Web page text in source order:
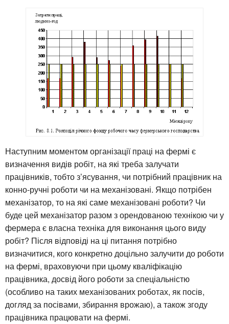
Наступним моментом організації праці на фермі є
визначення видів робіт, на які треба залучати
працівників, тобто з’ясування, чи потрібний працівник на
конно-ручні роботи чи на механізовані. Якщо потрібен
механізатор, то на які саме механізовані роботи? Чи
буде цей механізатор разом з орендованою технікою чи у
фермера є власна техніка для виконання цього виду
робіт? Після відповіді на ці питання потрібно
визначитися, кого конкретно доцільно залучити до роботи
на фермі, враховуючи при цьому кваліфікацію
працівника, досвід його роботи за спеціальністю
(особливо на таких механізованих роботах, як посів,
догляд за посівами, збирання врожаю), а також згоду
працівника працювати на фермі.